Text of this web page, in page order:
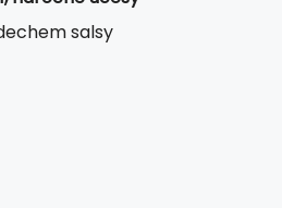
salsy